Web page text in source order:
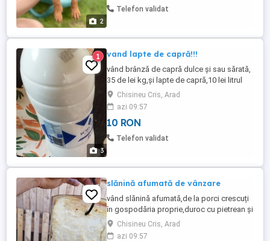
2
Telefon validat
3
1 vand lapte de capră!!!
vând brânză de capră dulce și sau sărată,
35 de lei kg,și lapte de capră,10 lei litrul
Chisineu Cris, Arad
azi 09:57
10 RON
Telefon validat
slănină afumată de vânzare
vând slănină afumată,de la porci crescuți
în gospodăria proprie,duroc cu pietrean și
pietrean curat,și groasă și subțire!
aproximativ 50 de kg!
Chisineu Cris, Arad
azi 09:57